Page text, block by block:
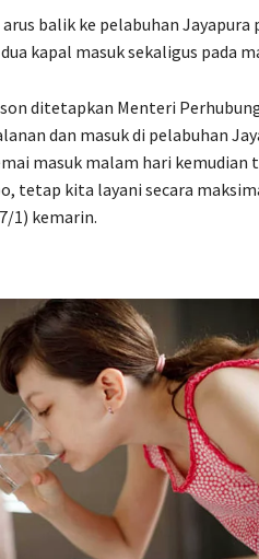
balik ke pelabuhan Jayapura
kapal masuk sekaligus pada
ditetapkan Menteri
dan masuk di pelabuhan
masuk malam hari
tetap kita layani secara
1) kemarin.